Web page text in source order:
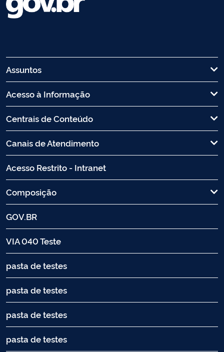
Assuntos
Acesso à Informação
Centrais de Conteúdo
Canais de Atendimento
Acesso Restrito - Intranet
Composição
GOV.BR
VIA 040 Teste
pasta de testes
pasta de testes
pasta de testes
pasta de testes